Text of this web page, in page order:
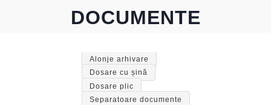
DOCUMENTE
Alonje arhivare
Dosare cu șină
Dosare plic
Separatoare documente